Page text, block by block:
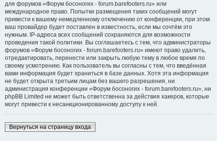
для форумов «Форум босоногих - forum.barefooters.ru» или
международное право. Попытки размещения таких сообщений могут
привести к вашему немедленному отключению от конференции, при этом
ваш провайдер будет поставлен в известность, если мы сочтём это
нужным. IP-адреса всех сообщений сохраняются для возможности
проведения такой политики. Вы соглашаетесь с тем, что администраторы
форумов «Форум босоногих - forum.barefooters.ru» имеют право удалить,
отредактировать, перенести или закрыть любую тему в любое время по
своему усмотрению. Как пользователь вы согласны с тем, что введённая
вами информация будет храниться в базе данных. Хотя эта информация
не будет открыта третьим лицам без вашего разрешения, ни
администрация конференции «Форум босоногих - forum.barefooters.ru», ни
phpBB Limited не может быть ответственна за действия хакеров, которые
могут привести к несанкционированному доступу к ней.
Вернуться на страницу входа